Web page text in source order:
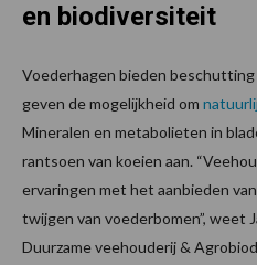
en biodiversiteit
Voederhagen bieden
geven de mogelijkheid om
Mineralen en metabolieten in
rantsoen van koeien aan.
ervaringen met het aanbieden
twijgen van voederbomen”, weet
Duurzame veehouderij &